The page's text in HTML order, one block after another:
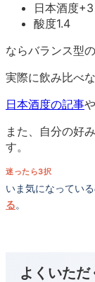
日本酒度+3
酸度1.4
ならバランス型
実際に飲み比べ
日本酒度の記事や
また、自分の好
す。
迷ったら3択
いま気になってい
る。
よくいただ